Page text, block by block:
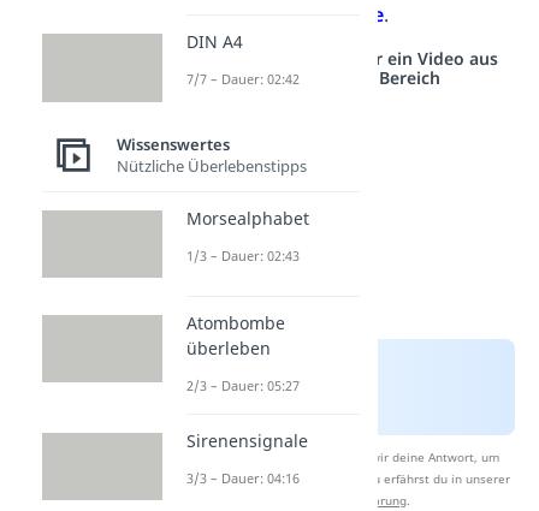
8 Punkte.
Studyflix vernetzt: Hier ein Video aus
einem anderen Bereich
Nach Beantwortung speichern wir deine Antwort, um
Studyflix zu verbessern. Mehr dazu erfährst du in unserer
Datenschutzerklärung.
DIN A4
7/7 – Dauer: 02:42
Wissenswertes
Nützliche Überlebenstipps
Morsealphabet
1/3 – Dauer: 02:43
Atombombe
überleben
2/3 – Dauer: 05:27
Sirenensignale
3/3 – Dauer: 04:16